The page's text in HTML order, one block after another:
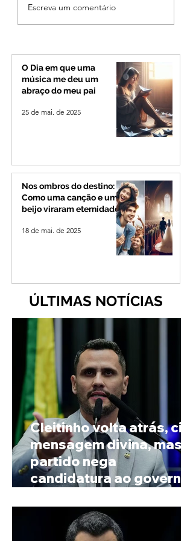
risco de queimadas e
exige cuidados com a
Paranaíba e Triângulo
Mineiro
Escreva um comentário
O Dia em que uma
música me deu um
abraço do meu pai
25 de mai. de 2025
Nos ombros do destino:
Como uma canção e um
beijo viraram eternidade
18 de mai. de 2025
ÚLTIMAS NOTÍCIAS
Cleitinho volta atrás, cita
mensagem divina, mas
partido nega
candidatura ao governo